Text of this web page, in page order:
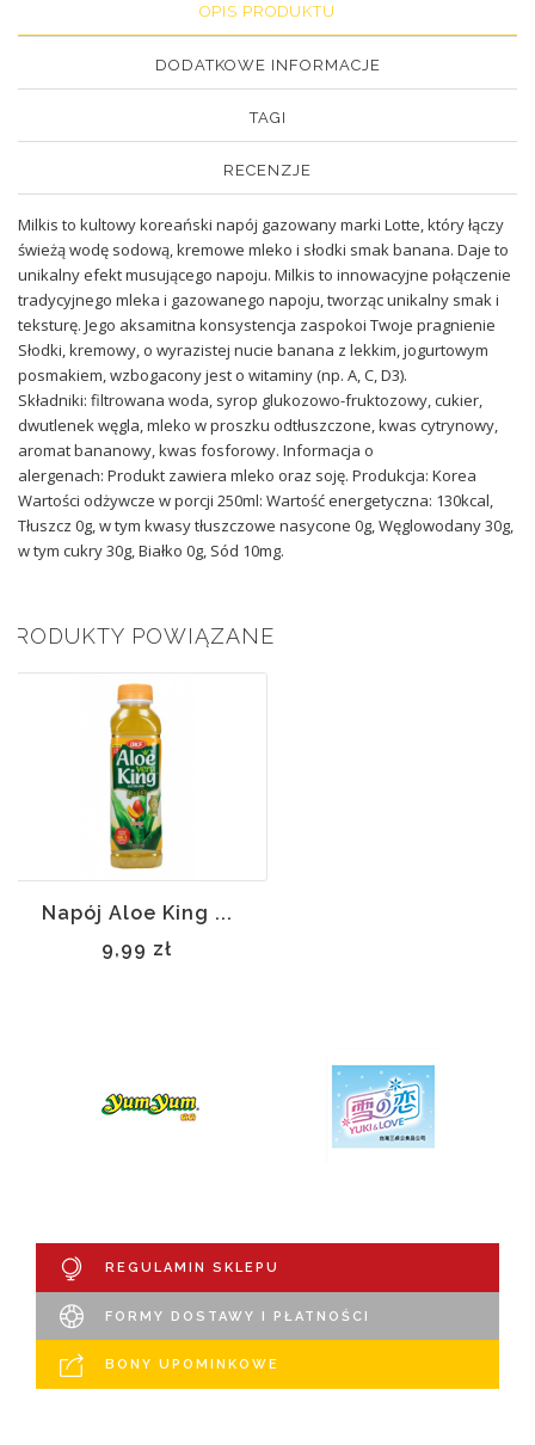
OPIS PRODUKTU
DODATKOWE INFORMACJE
TAGI
RECENZJE
Milkis to kultowy koreański napój gazowany marki Lotte, który łączy
świeżą wodę sodową, kremowe mleko i słodki smak banana. Daje to
unikalny efekt musującego napoju. Milkis to innowacyjne połączenie
tradycyjnego mleka i gazowanego napoju, tworząc unikalny smak i
teksturę. Jego aksamitna konsystencja zaspokoi Twoje pragnienie
Słodki, kremowy, o wyrazistej nucie banana z lekkim, jogurtowym
posmakiem, wzbogacony jest o witaminy (np. A, C, D3).
Składniki: filtrowana woda, syrop glukozowo-fruktozowy, cukier,
dwutlenek węgla, mleko w proszku odtłuszczone, kwas cytrynowy,
aromat bananowy, kwas fosforowy. Informacja o
alergenach: Produkt zawiera mleko oraz soję. Produkcja: Korea
Wartości odżywcze w porcji 250ml: Wartość energetyczna: 130kcal,
Tłuszcz 0g, w tym kwasy tłuszczowe nasycone 0g, Węglowodany 30g,
w tym cukry 30g, Białko 0g, Sód 10mg.
PRODUKTY POWIĄZANE
Napój Aloe King ...
9,99 zł
REGULAMIN SKLEPU
FORMY DOSTAWY I PŁATNOŚCI
BONY UPOMINKOWE